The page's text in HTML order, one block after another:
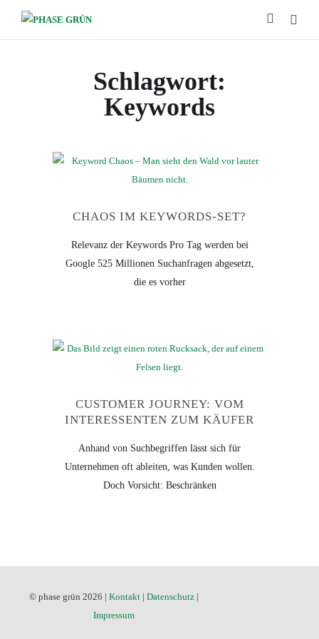
Schlagwort:
Keywords
CHAOS IM KEYWORDS-SET?
Relevanz der Keywords Pro Tag werden bei
Google 525 Millionen Suchanfragen abgesetzt,
die es vorher
CUSTOMER JOURNEY: VOM
INTERESSENTEN ZUM KÄUFER
Anhand von Suchbegriffen lässt sich für
Unternehmen oft ableiten, was Kunden wollen.
Doch Vorsicht: Beschränken
© phase grün 2026 | Kontakt | Datenschutz |
Impressum